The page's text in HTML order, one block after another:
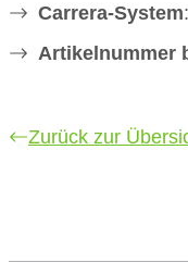
Carrera-System
Artikelnummer
Zurück zur